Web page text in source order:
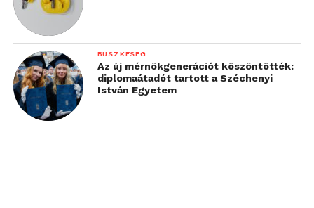
BÜSZKESÉG
Az új mérnökgenerációt köszöntötték:
diplomaátadót tartott a Széchenyi
István Egyetem